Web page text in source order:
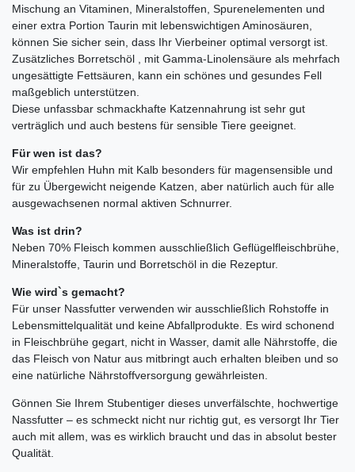
Mischung an Vitaminen, Mineralstoffen, Spurenelementen und
einer extra Portion Taurin mit lebenswichtigen Aminosäuren,
können Sie sicher sein, dass Ihr Vierbeiner optimal versorgt ist.
Zusätzliches Borretschöl , mit Gamma-Linolensäure als mehrfach
ungesättigte Fettsäuren, kann ein schönes und gesundes Fell
maßgeblich unterstützen.
Diese unfassbar schmackhafte Katzennahrung ist sehr gut
verträglich und auch bestens für sensible Tiere geeignet.
Für wen ist das?
Wir empfehlen Huhn mit Kalb besonders für magensensible und
für zu Übergewicht neigende Katzen, aber natürlich auch für alle
ausgewachsenen normal aktiven Schnurrer.
Was ist drin?
Neben 70% Fleisch kommen ausschließlich Geflügelfleischbrühe,
Mineralstoffe, Taurin und Borretschöl in die Rezeptur.
Wie wird`s gemacht?
Für unser Nassfutter verwenden wir ausschließlich Rohstoffe in
Lebensmittelqualität und keine Abfallprodukte. Es wird schonend
in Fleischbrühe gegart, nicht in Wasser, damit alle Nährstoffe, die
das Fleisch von Natur aus mitbringt auch erhalten bleiben und so
eine natürliche Nährstoffversorgung gewährleisten.
Gönnen Sie Ihrem Stubentiger dieses unverfälschte, hochwertige
Nassfutter – es schmeckt nicht nur richtig gut, es versorgt Ihr Tier
auch mit allem, was es wirklich braucht und das in absolut bester
Qualität.